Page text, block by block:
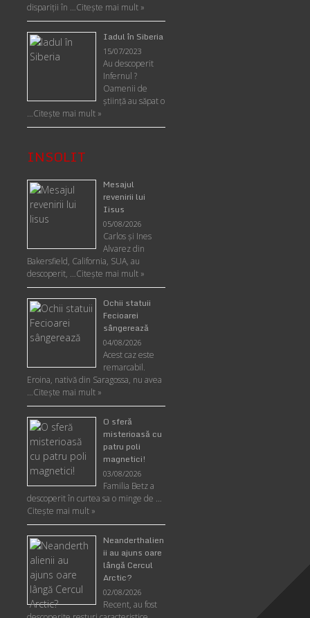
dispariții în …Citește mai mult »
Iadul în Siberia
15/07/2023
Au descoperit
Infernul ?
Oamenii de
ştiinţă au săpat o
…Citește mai mult »
INSOLIT
Mesajul
revenirii lui
Iisus
05/08/2026
Carlos şi Ines
Alvarez din
Bakersfield, California, SUA, au
descoperit, …Citeşte mai mult »
Ochii statuii
Fecioarei
sângerează
04/08/2026
Acest caz este
remarcabil.
Eroina, nativă din Saragossa, nu avea
…Citeşte mai mult »
O sferă
misterioasă cu
patru poli
magnetici!
03/08/2026
Familia Betz a
descoperit în curtea sa o minge de …
Citeşte mai mult »
Neanderthalien
ii au ajuns oare
lângă Cercul
Arctic?
02/08/2026
Recent, au fost